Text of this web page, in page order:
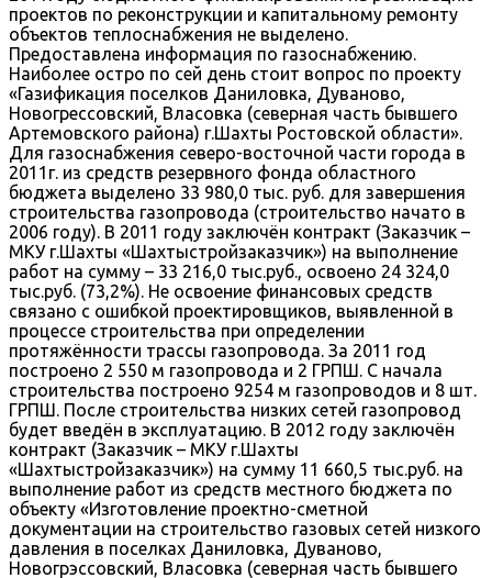
проектов по реконструкции и капитальному ремонту
объектов теплоснабжения не выделено.
Предоставлена информация по газоснабжению.
Наиболее остро по сей день стоит вопрос по проекту
«Газификация поселков Даниловка, Дуваново,
Новогрессовский, Власовка (северная часть бывшего
Артемовского района) г.Шахты Ростовской области».
Для газоснабжения северо-восточной части города в
2011г. из средств резервного фонда областного
бюджета выделено 33 980,0 тыс. руб. для завершения
строительства газопровода (строительство начато в
2006 году). В 2011 году заключён контракт (Заказчик –
МКУ г.Шахты «Шахтыстройзаказчик») на выполнение
работ на сумму – 33 216,0 тыс.руб., освоено 24 324,0
тыс.руб. (73,2%). Не освоение финансовых средств
связано с ошибкой проектировщиков, выявленной в
процессе строительства при определении
протяжённости трассы газопровода. За 2011 год
построено 2 550 м газопровода и 2 ГРПШ. С начала
строительства построено 9254 м газопроводов и 8 шт.
ГРПШ. После строительства низких сетей газопровод
будет введён в эксплуатацию. В 2012 году заключён
контракт (Заказчик – МКУ г.Шахты
«Шахтыстройзаказчик») на сумму 11 660,5 тыс.руб. на
выполнение работ из средств местного бюджета по
объекту «Изготовление проектно-сметной
документации на строительство газовых сетей низкого
давления в поселках Даниловка, Дуваново,
Новогрэссовский, Власовка (северная часть бывшего